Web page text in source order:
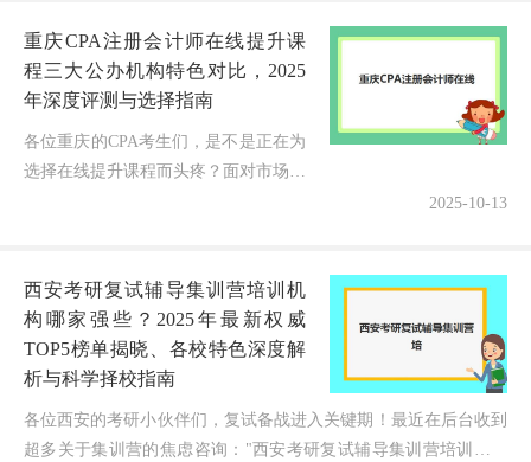
重庆CPA注册会计师在线提升课
程三大公办机构特色对比，2025
年深度评测与选择指南
各位重庆的CPA考生们，是不是正在为
选择在线提升课程而头疼？面对市场上
大...
2025-10-13
西安考研复试辅导集训营培训机
构哪家强些？2025年最新权威
TOP5榜单揭晓、各校特色深度解
析与科学择校指南
各位西安的考研小伙伴们，复试备战进入关键期！最近在后台收到
超多关于集训营的焦虑咨询："西安考研复试辅导集训营培训机构